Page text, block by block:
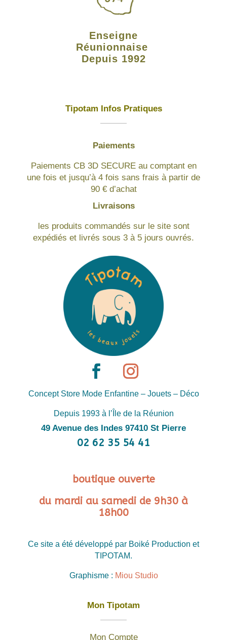
Enseigne
Réunionnaise
Depuis 1992
Tipotam Infos Pratiques
Paiements
Paiements CB 3D SECURE au comptant en
une fois et jusqu’à 4 fois sans frais à partir de
90 € d’achat
Livraisons
les produits commandés sur le site sont
expédiés et livrés sous 3 à 5 jours ouvrés.
Concept Store Mode Enfantine – Jouets – Déco
Depuis 1993 à l’Île de la Réunion
49 Avenue des Indes 97410 St Pierre
02 62 35 54 41
boutique ouverte
du mardi au samedi de 9h30 à
18h00
Ce site a été développé par Boiké Production et
TIPOTAM.
Graphisme : Miou Studio
Mon Tipotam
Mon Compte